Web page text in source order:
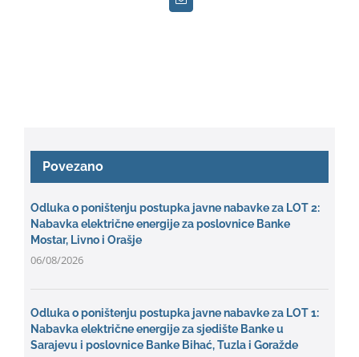
Povezano
Odluka o poništenju postupka javne nabavke za LOT 2:
Nabavka električne energije za poslovnice Banke
Mostar, Livno i Orašje
06/08/2026
Odluka o poništenju postupka javne nabavke za LOT 1:
Nabavka električne energije za sjedište Banke u
Sarajevu i poslovnice Banke Bihać, Tuzla i Goražde